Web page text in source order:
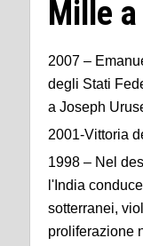
Mille
2007 –
degli Stati
a Joseph
2001-Vittoria
1998 – Nel
l'India
sotterranei,
proliferazione